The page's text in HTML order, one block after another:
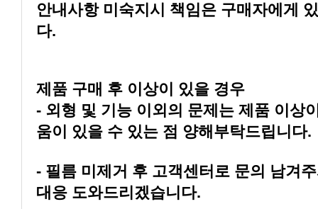
다.
제품 구매 후 이상이 있을 경우
움이 있을 수 있는 점 양해부탁드립니다.
대응 도와드리겠습니다.